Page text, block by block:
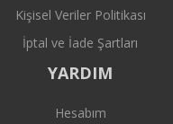
Kişisel Veriler Politikası
İptal ve İade Şartları
YARDIM
Hesabım